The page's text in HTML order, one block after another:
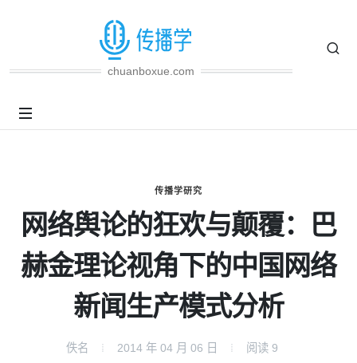
chuanboxue.com
传播学研究
网络舆论的狂欢与颠覆：巴
赫金理论视角下的中国网络
新闻生产模式分析
佚名 2014 年 04 月 06 日 阅读 9